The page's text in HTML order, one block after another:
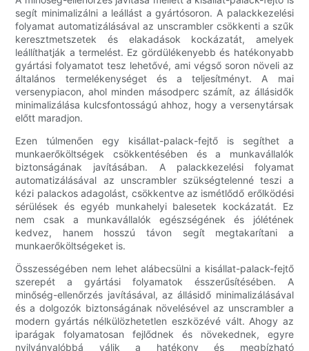
segít minimalizálni a leállást a gyártósoron. A palackkezelési
folyamat automatizálásával az unscrambler csökkenti a szűk
keresztmetszetek és elakadások kockázatát, amelyek
leállíthatják a termelést. Ez gördülékenyebb és hatékonyabb
gyártási folyamatot tesz lehetővé, ami végső soron növeli az
általános termelékenységet és a teljesítményt. A mai
versenypiacon, ahol minden másodperc számít, az állásidők
minimalizálása kulcsfontosságú ahhoz, hogy a versenytársak
előtt maradjon.
Ezen túlmenően egy kisállat-palack-fejtő is segíthet a
munkaerőköltségek csökkentésében és a munkavállalók
biztonságának javításában. A palackkezelési folyamat
automatizálásával az unscrambler szükségtelenné teszi a
kézi palackos adagolást, csökkentve az ismétlődő erőlködési
sérülések és egyéb munkahelyi balesetek kockázatát. Ez
nem csak a munkavállalók egészségének és jólétének
kedvez, hanem hosszú távon segít megtakarítani a
munkaerőköltségeket is.
Összességében nem lehet alábecsülni a kisállat-palack-fejtő
szerepét a gyártási folyamatok ésszerűsítésében. A
minőség-ellenőrzés javításával, az állásidő minimalizálásával
és a dolgozók biztonságának növelésével az unscrambler a
modern gyártás nélkülözhetetlen eszközévé vált. Ahogy az
iparágak folyamatosan fejlődnek és növekednek, egyre
nyilvánvalóbbá válik a hatékony és megbízható